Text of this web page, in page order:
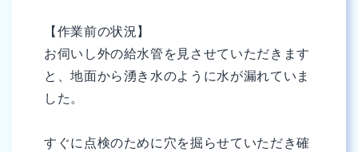
【作業前の状況】
お伺いし外の給水管を見させていただきます
と、地面から湧き水のように水が漏れていま
した。
すぐに点検のために穴を掘らせていただき確